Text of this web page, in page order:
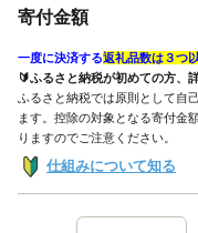
寄付金額
一度に決済する返礼品数は３つ
🔰ふるさと納税が初めての方、
ふるさと納税では原則として自
ます。控除の対象となる寄付金
りますのでご注意ください。
仕組みについて知る